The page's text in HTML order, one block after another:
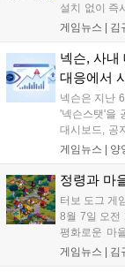
설치 없이 즉
11일부터는
있는 환경을
으로 기대된
게임뉴스 | 김
넥슨, 사내
대응에서
넥슨은 지난
'넥슨스탯'을
대시보드, 공
임라인에 연
중심의 운영
율적인 의사
게임뉴스 | 양
정령과 마
터보 도그 게
8월 7일 오전
평화로운 마
10,700원에
게임뉴스 | 김